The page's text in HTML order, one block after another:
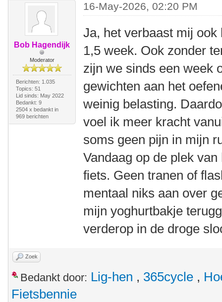
Bob Hagendijk
Moderator
Berichten: 1.035
Topics: 51
Lid sinds: May 2022
Bedankt: 9
2504 x bedankt in
969 berichten
16-May-2026, 02:20 PM
Ja, het verbaast mij
1,5 week. Ook zonder
zijn we sinds een week
gewichten aan het
weinig belasting.
voel ik meer kracht
soms geen pijn in mijn
Vandaag op de plek
fiets. Geen tranen of
mentaal niks aan over
mijn yoghurtbakje
verderop in de droge
Zoek
Bedankt door: Lig-hen , 365cycle ,
Fietsbennie